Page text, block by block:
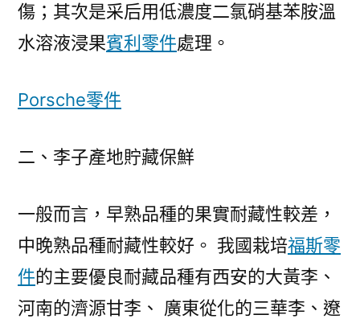
傷；其次是采后用低濃度二氯硝基苯胺溫
水溶液浸果賓利零件處理。
Porsche零件
二、李子產地貯藏保鮮
一般而言，早熟品種的果實耐藏性較差，
中晚熟品種耐藏性較好。 我國栽培福斯零
件的主要優良耐藏品種有西安的大黃李、
河南的濟源甘李、 廣東從化的三華李、遼